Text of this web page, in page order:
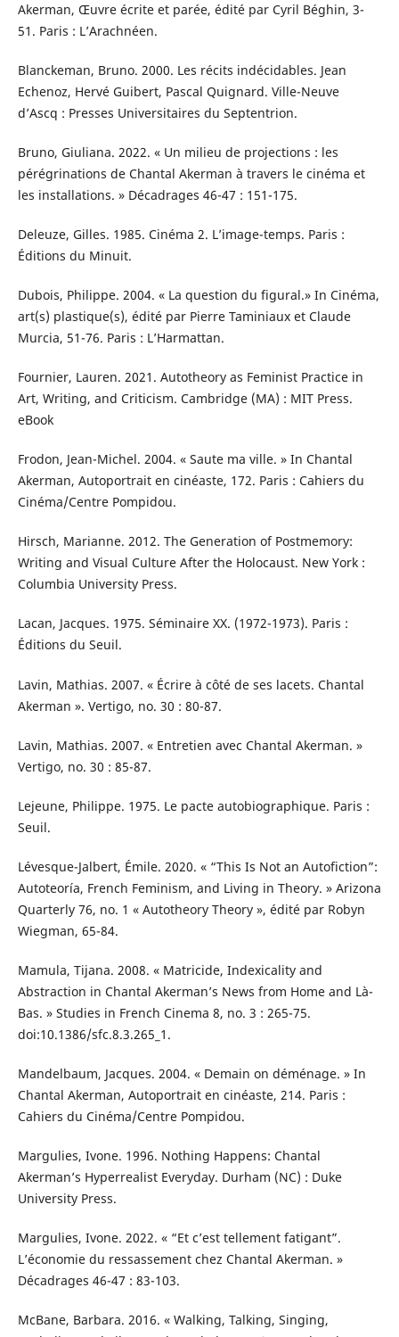
Akerman, Œuvre écrite et parée, édité par Cyril Béghin, 3-
51. Paris : L’Arachnéen.
Blanckeman, Bruno. 2000. Les récits indécidables. Jean
Echenoz, Hervé Guibert, Pascal Quignard. Ville-Neuve
d’Ascq : Presses Universitaires du Septentrion.
Bruno, Giuliana. 2022. « Un milieu de projections : les
pérégrinations de Chantal Akerman à travers le cinéma et
les installations. » Décadrages 46-47 : 151-175.
Deleuze, Gilles. 1985. Cinéma 2. L’image-temps. Paris :
Éditions du Minuit.
Dubois, Philippe. 2004. « La question du figural.» In Cinéma,
art(s) plastique(s), édité par Pierre Taminiaux et Claude
Murcia, 51-76. Paris : L’Harmattan.
Fournier, Lauren. 2021. Autotheory as Feminist Practice in
Art, Writing, and Criticism. Cambridge (MA) : MIT Press.
eBook
Frodon, Jean-Michel. 2004. « Saute ma ville. » In Chantal
Akerman, Autoportrait en cinéaste, 172. Paris : Cahiers du
Cinéma/Centre Pompidou.
Hirsch, Marianne. 2012. The Generation of Postmemory:
Writing and Visual Culture After the Holocaust. New York :
Columbia University Press.
Lacan, Jacques. 1975. Séminaire XX. (1972-1973). Paris :
Éditions du Seuil.
Lavin, Mathias. 2007. « Écrire à côté de ses lacets. Chantal
Akerman ». Vertigo, no. 30 : 80-87.
Lavin, Mathias. 2007. « Entretien avec Chantal Akerman. »
Vertigo, no. 30 : 85-87.
Lejeune, Philippe. 1975. Le pacte autobiographique. Paris :
Seuil.
Lévesque-Jalbert, Émile. 2020. « “This Is Not an Autofiction”:
Autoteoría, French Feminism, and Living in Theory. » Arizona
Quarterly 76, no. 1 « Autotheory Theory », édité par Robyn
Wiegman, 65-84.
Mamula, Tijana. 2008. « Matricide, Indexicality and
Abstraction in Chantal Akerman’s News from Home and Là-
Bas. » Studies in French Cinema 8, no. 3 : 265-75.
doi:10.1386/sfc.8.3.265_1.
Mandelbaum, Jacques. 2004. « Demain on déménage. » In
Chantal Akerman, Autoportrait en cinéaste, 214. Paris :
Cahiers du Cinéma/Centre Pompidou.
Margulies, Ivone. 1996. Nothing Happens: Chantal
Akerman’s Hyperrealist Everyday. Durham (NC) : Duke
University Press.
Margulies, Ivone. 2022. « “Et c’est tellement fatigant”.
L’économie du ressassement chez Chantal Akerman. »
Décadrages 46-47 : 83-103.
McBane, Barbara. 2016. « Walking, Talking, Singing,